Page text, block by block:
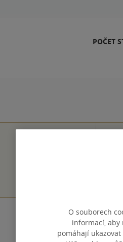
POČET
O souborech
informací, aby
pomáhají